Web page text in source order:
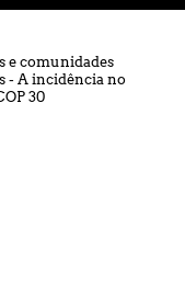
e comunidades
- A incidência no
30